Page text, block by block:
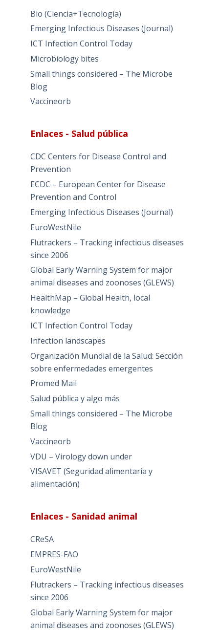
Bio (Ciencia+Tecnología)
Emerging Infectious Diseases (Journal)
ICT Infection Control Today
Microbiology bites
Small things considered – The Microbe
Blog
Vaccineorb
Enlaces - Salud pública
CDC Centers for Disease Control and
Prevention
ECDC – European Center for Disease
Prevention and Control
Emerging Infectious Diseases (Journal)
EuroWestNile
Flutrackers – Tracking infectious diseases
since 2006
Global Early Warning System for major
animal diseases and zoonoses (GLEWS)
HealthMap – Global Health, local
knowledge
ICT Infection Control Today
Infection landscapes
Organización Mundial de la Salud: Sección
sobre enfermedades emergentes
Promed Mail
Salud pública y algo más
Small things considered – The Microbe
Blog
Vaccineorb
VDU – Virology down under
VISAVET (Seguridad alimentaria y
alimentación)
Enlaces - Sanidad animal
CReSA
EMPRES-FAO
EuroWestNile
Flutrackers – Tracking infectious diseases
since 2006
Global Early Warning System for major
animal diseases and zoonoses (GLEWS)